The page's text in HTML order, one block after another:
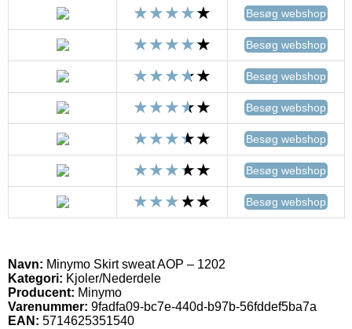
Besøg webshop
Besøg webshop
Besøg webshop
Besøg webshop
Besøg webshop
Besøg webshop
Besøg webshop
Navn: Minymo Skirt sweat AOP – 1202
Kategori: Kjoler/Nederdele
Producent: Minymo
Varenummer: 9fadfa09-bc7e-440d-b97b-56fddef5ba7a
EAN: 5714625351540